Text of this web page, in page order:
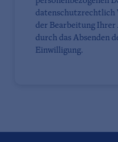
datenschutzrechtlich
der Bearbeitung Ihrer
durch das Absenden
Einwilligung.